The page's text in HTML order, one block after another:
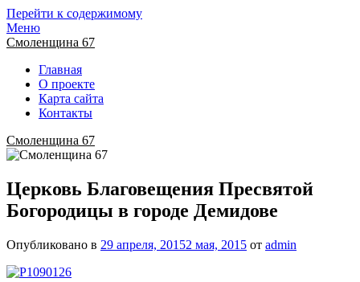
Перейти к содержимому
Меню
Смоленщина 67
Главная
О проекте
Карта сайта
Контакты
Смоленщина 67
Церковь Благовещения Пресвятой
Богородицы в городе Демидове
Опубликовано в 29 апреля, 20152 мая, 2015 от admin